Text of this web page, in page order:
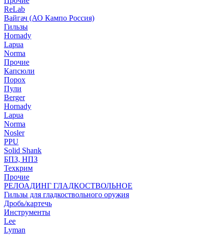
ReLab
Вайгач (АО Кампо Россия)
Гильзы
Hornady
Lapua
Norma
Прочие
Капсюли
Порох
Пули
Berger
Hornady
Lapua
Norma
Nosler
PPU
Solid Shank
БПЗ, НПЗ
Техкрим
Прочие
РЕЛОАДИНГ ГЛАДКОСТВОЛЬНОЕ
Гильзы для гладкоствольного оружия
Дробь/картечь
Инструменты
Lee
Lyman